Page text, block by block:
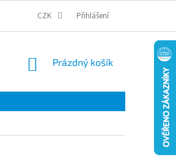
PODMÍNKY OCHRANY OSOBNÍCH ÚDAJŮ
CZK Přihlášení
NÁKUPNÍ
Prázdný košík